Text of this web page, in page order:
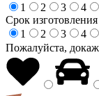
1
2 3 4
Срок изготовления
1
2 3 4
Пожалуйста,